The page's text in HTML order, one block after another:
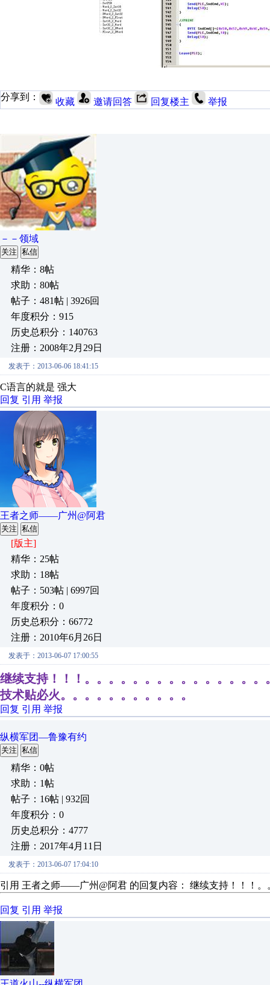
分享到： 收藏 邀请回答 回复楼主 举报
－－领域
关注 私信
精华：8帖
求助：80帖
帖子：481帖 | 3926回
年度积分：915
历史总积分：140763
注册：2008年2月29日
发表于：2013-06-06 18:41:15
C语言的就是 强大
回复 引用 举报
王者之师——广州@阿君
关注 私信
[版主]
精华：25帖
求助：18帖
帖子：503帖 | 6997回
年度积分：0
历史总积分：66772
注册：2010年6月26日
发表于：2013-06-07 17:00:55
继续支持！！！。。。。。。。。。。。。。。。
技术贴必火。。。。。。。。。。。
回复 引用 举报
纵横军团—鲁豫有约
关注 私信
精华：0帖
求助：1帖
帖子：16帖 | 932回
年度积分：0
历史总积分：4777
注册：2017年4月11日
发表于：2013-06-07 17:04:10
引用 王者之师——广州@阿君 的回复内容： 继续支持！！！
回复 引用 举报